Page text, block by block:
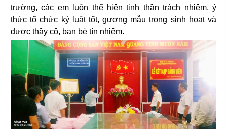
trường, các em luôn thể hiện tinh thần trách nhiệm, ý
thức tổ chức kỷ luật tốt, gương mẫu trong sinh hoạt và
được thầy cô, bạn bè tín nhiệm.